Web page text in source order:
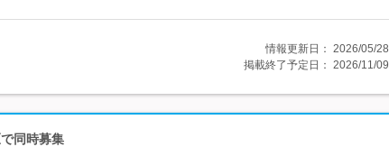
情報更新日： 2026/05/28
掲載終了予定日： 2026/11/09
同時募集